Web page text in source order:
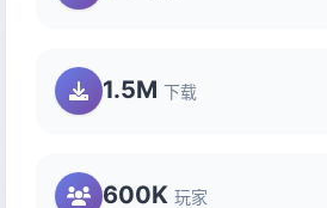
1.5M 下载
600K 玩家